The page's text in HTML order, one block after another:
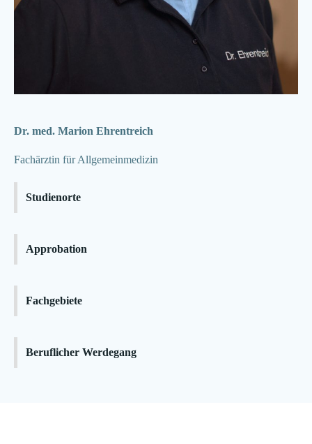
Dr. med. Marion Ehrentreich
Fachärztin für Allgemeinmedizin
Studienorte
Approbation
Fachgebiete
Beruflicher Werdegang